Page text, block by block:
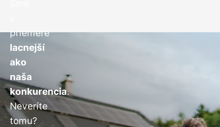
priemere
lacnejší
ako
naša
konkurencia.
Neveríte
tomu?